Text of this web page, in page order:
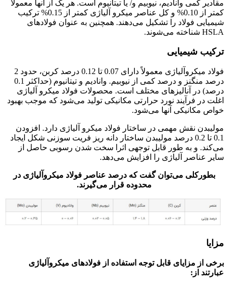
مقادیر کمی وانادیم، نیوبیم و/ یا تیتانیوم است. هر یک از آنها معمولاً
کمتر از 0.10% و کل عناصر میکرو آلیاژی کمتر از 0.15% ترکیب
شیمیایی فولاد را تشکیل می‌دهند. همچنین به عنوان فولادهای
HSLA شناخته می‌شوند.
ترکیب شیمیایی
فولاد میکروآلیاژی معمولاً دارای 0.07 تا 0.12 درصد کربن، حدود 2
درصد منگنز و درصد کمی از نیوبیم. وانادیم و تیتانیوم (حداکثر 0.1
درصد) در آنالیزهای مختلف است. محصولات فولاد میکرو آلیاژی
اغلت در فرآیند نورد حرارتی مکانیکی تولید می‌شود که موجب بهبود
خواص مکانیکی آنها می‌شود.
مولیبدن نقش مهمی در ساختار فولاد میکرو آلیاژی دارد. افزودن
0.1 تا 0.2 درصد مولیبدن ساختار دانه ریز فریت سوزنی شکل ایجاد
می‌کند. و به طور قابل توجهی اثرا سخت شدن رسوبی حاصل از
سایر عناصر آلیاژی را افزایش می‌دهد.
بطورکلی می‌توان گفت که درصد عناصر فولاد میکروآلیاژی در
محدوده قرار می‌گیرند.
مزایا
برخی از مزایای قابل توجه استفاده از فولادهای میکروآلیاژی
عبارتند از: